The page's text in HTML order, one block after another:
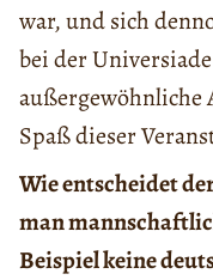
war, und sich
bei der
außergewöhnliche
Spaß dieser
Wie entscheidet
man
Beispiel keine